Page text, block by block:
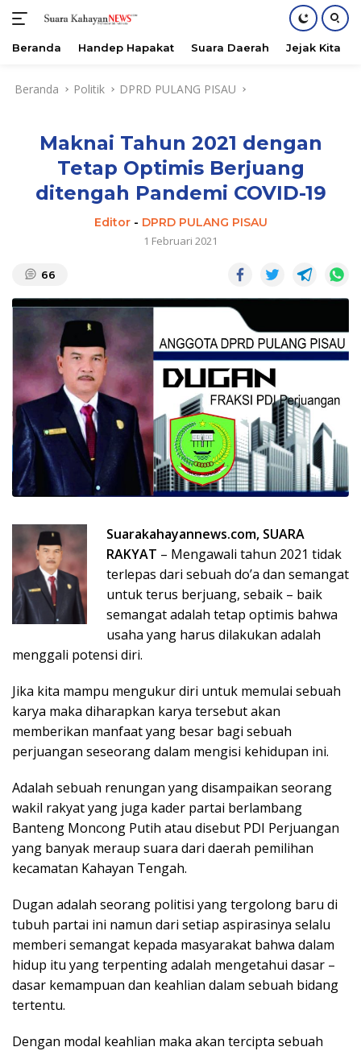
Beranda Handep Hapakat Suara Daerah Jejak Kita
Beranda Politik DPRD PULANG PISAU
Maknai Tahun 2021 dengan
Tetap Optimis Berjuang
ditengah Pandemi COVID-19
Editor- DPRD PULANG PISAU
1 Februari 2021
66
Suarakahayannews.com, SUARA
RAKYAT – Mengawali tahun 2021 tidak
terlepas dari sebuah do’a dan semangat
untuk terus berjuang, sebaik – baik
semangat adalah tetap optimis bahwa
usaha yang harus dilakukan adalah
menggali potensi diri.
Jika kita mampu mengukur diri untuk memulai sebuah
karya maka diharapkan karya tersebut akan
memberikan manfaat yang besar bagi sebuah
perjuangan seseorang dalam mengisi kehidupan ini.
Adalah sebuah renungan yang disampaikan seorang
wakil rakyat yang juga kader partai berlambang
Banteng Moncong Putih atau disebut PDI Perjuangan
yang banyak meraup suara dari daerah pemilihan
kecamatan Kahayan Tengah.
Dugan adalah seorang politisi yang tergolong baru di
tubuh partai ini namun dari setiap aspirasinya selalu
memberi semangat kepada masyarakat bahwa dalam
hidup itu yang terpenting adalah mengetahui dasar –
dasar kemampuan dan keahlian dalam sebuah bidang
tertentu.
Dengan modal keahlian maka akan tercipta sebuah